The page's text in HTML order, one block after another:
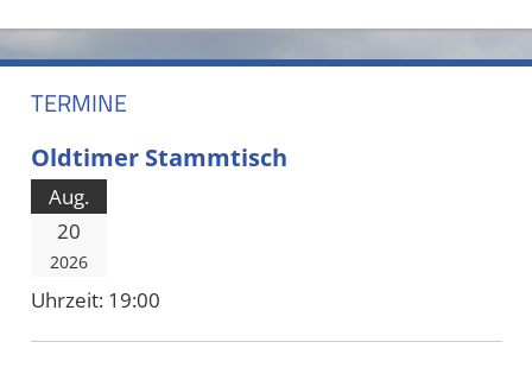
TERMINE
Oldtimer Stammtisch
Aug.
20
2026
Uhrzeit: 19:00